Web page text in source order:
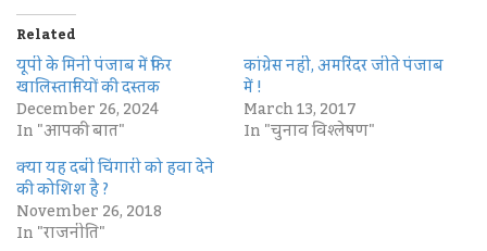
Related
यूपी के मिनी पंजाब में फिर
खालिस्तानियों की दस्तक
December 26, 2024
In "आपकी बात"
कांग्रेस नहीं, अमरिंदर जीते पंजाब
में !
March 13, 2017
In "चुनाव विश्लेषण"
क्या यह दबी चिंगारी को हवा देने
की कोशिश है ?
November 26, 2018
In "राजनीति"